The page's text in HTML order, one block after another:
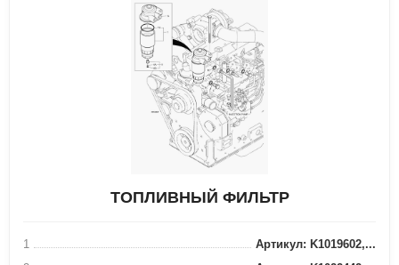
ТОПЛИВНЫЙ ФИЛЬТР
1
Артикул: K1019602,...